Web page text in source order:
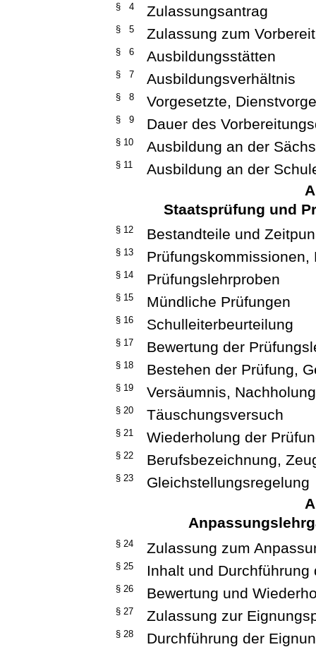
§ 4 Zulassungsantrag
§ 5 Zulassung zum
§ 6 Ausbildungsstätten
§ 7 Ausbildungsverhältnis
§ 8 Vorgesetzte,
§ 9 Dauer des
§ 10 Ausbildung an der
§ 11
Ausbildung an der
Staatsprüfung und
§ 12 Bestandteile und
§ 13 Prüfungskommissionen,
§ 14 Prüfungslehrproben
§ 15 Mündliche Prüfungen
§ 16 Schulleiterbeurteilung
§ 17 Bewertung der
§ 18 Bestehen der Prüfung,
§ 19 Versäumnis, Nachholung
§ 20 Täuschungsversuch
§ 21 Wiederholung der
§ 22 Berufsbezeichnung,
§ 23
Gleichstellungsregelung
§ 24 Zulassung zum
§ 25 Inhalt und
§ 26 Bewertung und
§ 27 Zulassung zur
§ 28 Durchführung der